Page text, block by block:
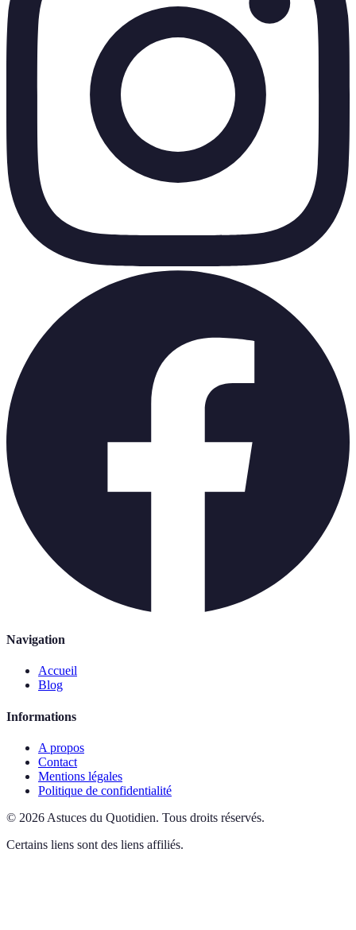
Navigation
Accueil
Blog
Informations
A propos
Contact
Mentions légales
Politique de confidentialité
© 2026 Astuces du Quotidien. Tous droits réservés.
Certains liens sont des liens affiliés.